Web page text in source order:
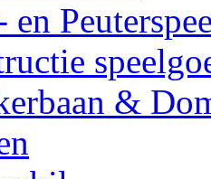
en
&